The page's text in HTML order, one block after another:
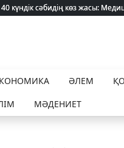
күндік сәбидің көз жасы:
күндік сәбидің көз жасы:
ӘЛЕМ
МӘДЕНИЕТ